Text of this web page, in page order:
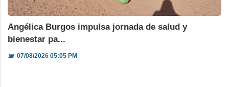
Angélica Burgos impulsa jornada de salud y
bienestar pa...
📅07/08/2026 05:05 PM